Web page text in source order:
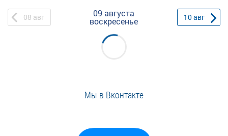
08 авг 09 августа
воскресенье 10авг
Мы в Вконтакте